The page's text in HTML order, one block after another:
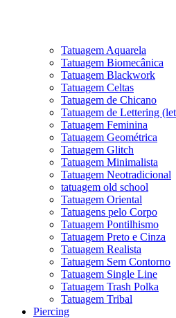
Tatuagem Aquarela
Tatuagem Biomecânica
Tatuagem Blackwork
Tatuagem Celtas
Tatuagem de Chicano
Tatuagem de Lettering
Tatuagem Feminina
Tatuagem Geométrica
Tatuagem Glitch
Tatuagem Minimalista
Tatuagem Neotradicional
tatuagem old school
Tatuagem Oriental
Tatuagens pelo Corpo
Tatuagem Pontilhismo
Tatuagem Preto e Cinza
Tatuagem Realista
Tatuagem Sem Contorno
Tatuagem Single Line
Tatuagem Trash Polka
Tatuagem Tribal
Piercing